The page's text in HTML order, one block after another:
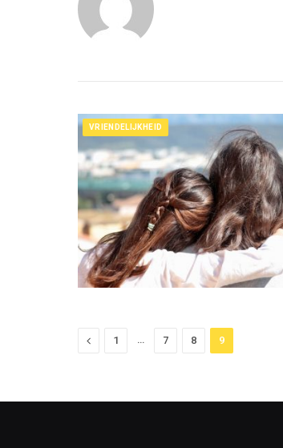
VRIENDELIJKHEID
Previous
1 7 8 9